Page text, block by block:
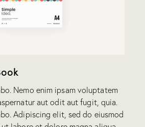
Nemo enim ipsam voluptatem
aut odit aut fugit, quia.
Adipiscing elit, sed do eiusmod